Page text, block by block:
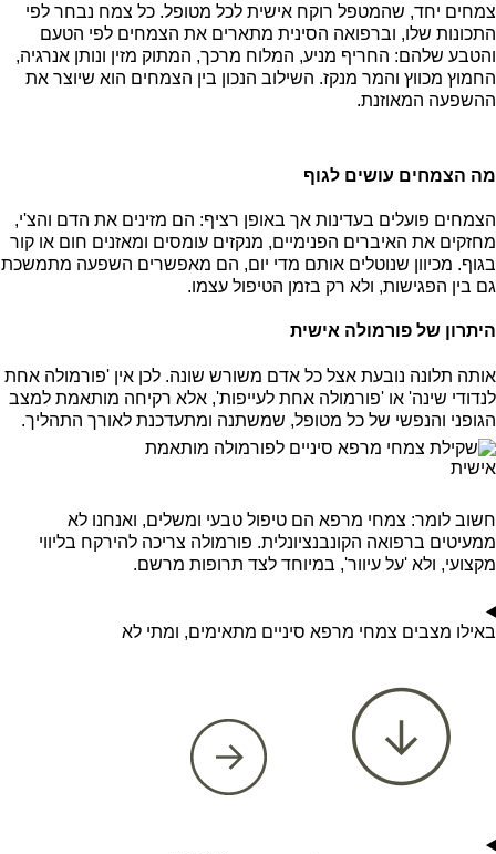
צמחים יחד, שהמטפל רוקח אישית לכל מטופל. כל צמח נבחר לפי
התכונות שלו, וברפואה הסינית מתארים את הצמחים לפי הטעם
והטבע שלהם: החריף מניע, המלוח מרכך, המתוק מזין ונותן אנרגיה,
החמוץ מכווץ והמר מנקז. השילוב הנכון בין הצמחים הוא שיוצר את
ההשפעה המאוזנת.
מה הצמחים עושים לגוף
הצמחים פועלים בעדינות אך באופן רציף: הם מזינים את הדם והצ'י,
מחזקים את האיברים הפנימיים, מנקזים עומסים ומאזנים חום או קור
בגוף. מכיוון שנוטלים אותם מדי יום, הם מאפשרים השפעה מתמשכת
גם בין הפגישות, ולא רק בזמן הטיפול עצמו.
היתרון של פורמולה אישית
אותה תלונה נובעת אצל כל אדם משורש שונה. לכן אין 'פורמולה אחת
לנדודי שינה' או 'פורמולה אחת לעייפות', אלא רקיחה מותאמת למצב
הגופני והנפשי של כל מטופל, שמשתנה ומתעדכנת לאורך התהליך.
חשוב לומר: צמחי מרפא הם טיפול טבעי ומשלים, ואנחנו לא
ממעיטים ברפואה הקונבנציונלית. פורמולה צריכה להירקח בליווי
מקצועי, ולא 'על עיוור', במיוחד לצד תרופות מרשם.
באילו מצבים צמחי מרפא סיניים מתאימים, ומתי לא